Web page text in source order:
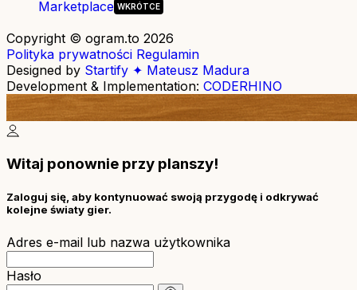
Marketplace
Copyright © ogram.to 2026
Polityka prywatności Regulamin
Designed by Startify ✦ Mateusz Madura
Development & Implementation: CODERHINO
Witaj ponownie przy planszy!
Zaloguj się, aby kontynuować swoją przygodę i odkrywać
kolejne światy gier.
Adres e-mail lub nazwa użytkownika
Hasło